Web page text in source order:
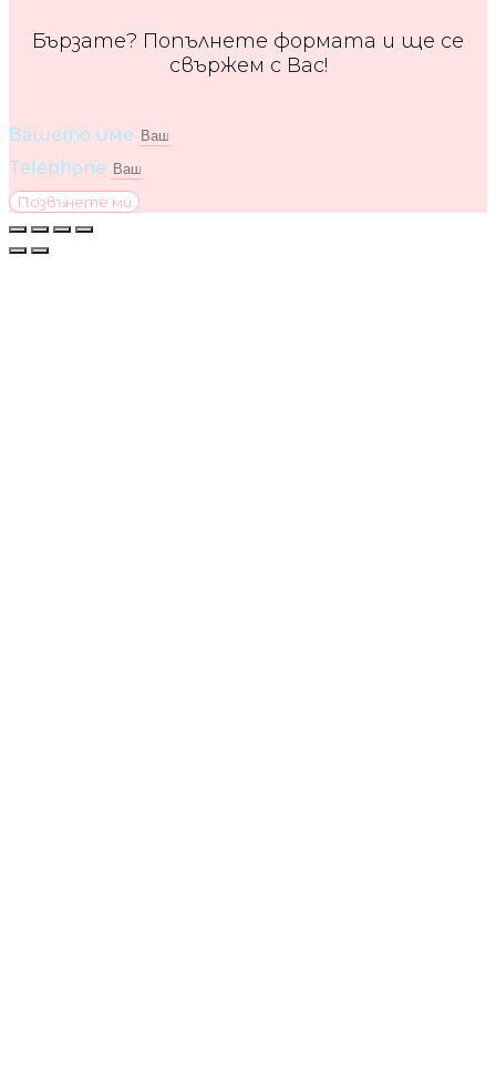
Бързате? Попълнете формата и ще се
свържем с Вас!
Вашето име
Telephone
Позвънете ми